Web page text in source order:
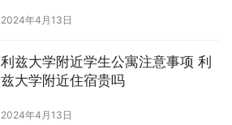
2024年4月13日
利兹大学附近学生公寓注意事项 利
兹大学附近住宿贵吗
2024年4月13日